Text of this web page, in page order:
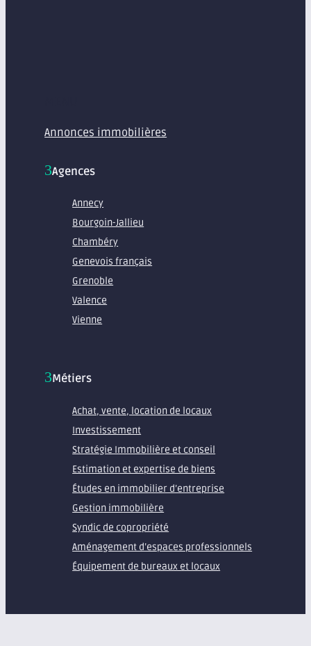
Annonces immobilières
Agences
Annecy
Bourgoin-Jallieu
Chambéry
Genevois français
Grenoble
Valence
Vienne
Métiers
Achat, vente, location de locaux
Investissement
Stratégie Immobilière et conseil
Estimation et expertise de biens
Études en immobilier d’entreprise
Gestion immobilière
Syndic de copropriété
Aménagement d’espaces professionnels
Équipement de bureaux et locaux